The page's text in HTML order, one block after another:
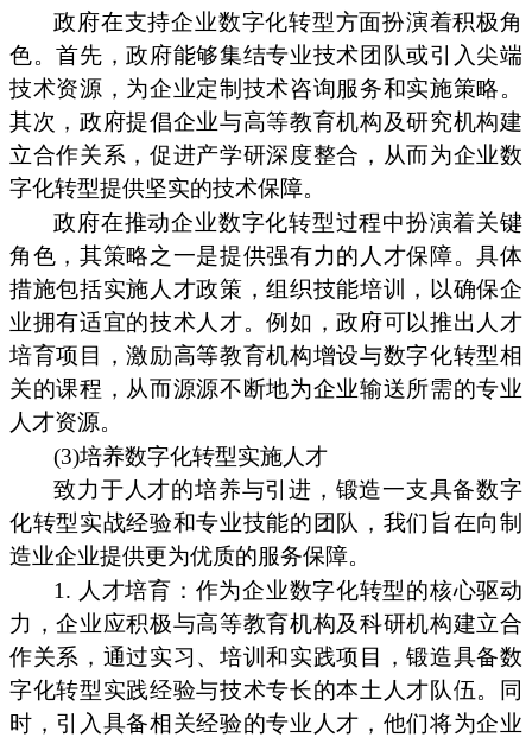
政府在支持企业数字化转型方面扮演着积极角
色。首先，政府能够集结专业技术团队或引入尖端
技术资源，为企业定制技术咨询服务和实施策略。
其次，政府提倡企业与高等教育机构及研究机构建
立合作关系，促进产学研深度整合，从而为企业数
字化转型提供坚实的技术保障。
政府在推动企业数字化转型过程中扮演着关键
角色，其策略之一是提供强有力的人才保障。具体
措施包括实施人才政策，组织技能培训，以确保企
业拥有适宜的技术人才。例如，政府可以推出人才
培育项目，激励高等教育机构增设与数字化转型相
关的课程，从而源源不断地为企业输送所需的专业
人才资源。
(3)培养数字化转型实施人才
致力于人才的培养与引进，锻造一支具备数字
化转型实战经验和专业技能的团队，我们旨在向制
造业企业提供更为优质的服务保障。
1. 人才培育：作为企业数字化转型的核心驱动
力，企业应积极与高等教育机构及科研机构建立合
作关系，通过实习、培训和实践项目，锻造具备数
字化转型实践经验与技术专长的本土人才队伍。同
时，引入具备相关经验的专业人才，他们将为企业